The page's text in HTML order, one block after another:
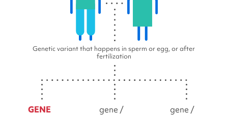
Genetic variant that happens in sperm or egg, or after
fertilization
GENE
gene /
gene /